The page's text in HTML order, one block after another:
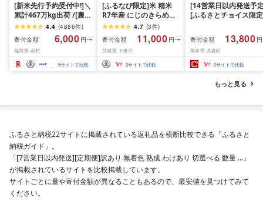
[新米先行予約受付中!]＼
累計467万kg出荷 /[農家
応援米]訳あり 令和7年産
令和8年産ふくきらり 夢
つくし 5kg 10kg 15kg
20kg [選べる品種・内容
量・出荷時期]複数原料
米 白米 精米 国産 限定
4.4 (4886件)
寄付金額
6,000 円〜
福岡県 赤村
5サイトで比較
[ふるなび限定]米 精米
R7年産 にじのきらめき
10kg 10月 FN-Limited-
4.7 (3件)
寄付金額
11,000 円〜
茨城県 下妻市
2サイトで比較
[14営業日以内発送予
[ふるさとチョイス限定
だわら 熊本県 高森町
リジナル米 計
10kg(5kg×2袋)精米 お
米 米 5kg×2 10kg
寄付金額 13,800
熊本県 高森町
2サイトで比較
もっと見る
ふるさと納税22サイトに掲載されている返礼品を横断比較できる「ふるさと
納税ガイド」。
「[7営業日以内発送][定期便]訳あり 無着色 熟成 わけあり 切選べる 数量 …」
が掲載されているサイトを比較掲載しています。
サイトごとに量や寄付金額が異なることもあるので、最安値を見つけてみて
ください。